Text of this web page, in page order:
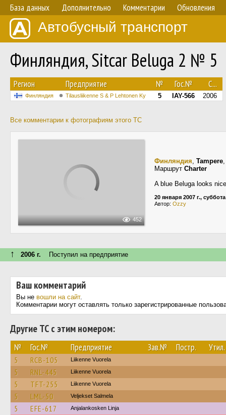
База данных Дополнительно Комментарии Обновления
Автобусный транспорт
Финляндия, Sitcar Beluga 2 № 5
Регион Предприятие № Гос.№ С...
Финляндия Tilausliikenne S & P Lehtonen Ky 5 IAY-566 2006
Все комментарии к фотографиям этого ТС
452
Финляндия, Tampere
Маршрут Charter
A blue Beluga looks
20 января 2007 г., суббота
Автор: Ozzy
↑ 2006 г. Поступил на предприятие
Ваш комментарий
Вы не вошли на сайт.
Комментарии могут оставлять только зарегистрированные
Другие ТС с этим номером:
№ Гос.№ Предприятие Зав.№ Постр. Утил.
5 RCB-105 Liikenne Vuorela
5 RNL-445 Liikenne Vuorela
5 TFT-255 Liikenne Vuorela
5 LML-50 Veljekset Salmela
5 EFE-617 Anjalankosken Linja